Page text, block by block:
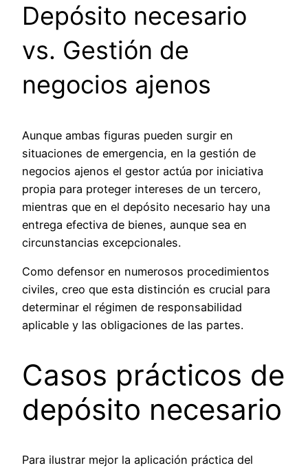
Depósito necesario
vs. Gestión de
negocios ajenos
Aunque ambas figuras pueden surgir en
situaciones de emergencia, en la gestión de
negocios ajenos el gestor actúa por iniciativa
propia para proteger intereses de un tercero,
mientras que en el depósito necesario hay una
entrega efectiva de bienes, aunque sea en
circunstancias excepcionales.
Como defensor en numerosos procedimientos
civiles, creo que esta distinción es crucial para
determinar el régimen de responsabilidad
aplicable y las obligaciones de las partes.
Casos prácticos de
depósito necesario
Para ilustrar mejor la aplicación práctica del